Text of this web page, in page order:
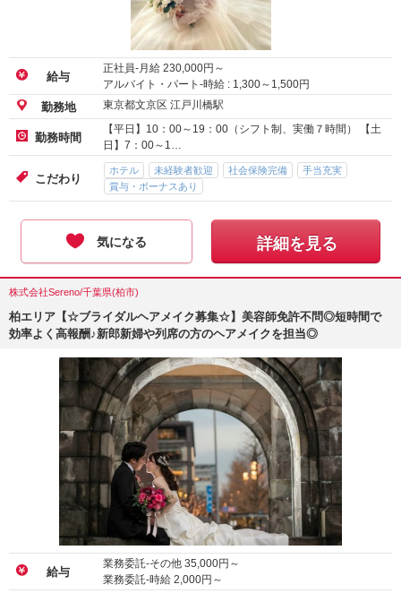
給与
正社員-月給 230,000円～
アルバイト・パート-時給 : 1,300～ 1,500円
勤務地 東京都文京区 江戸川橋駅
勤務時間
【平日】10：00～19：00（シフト制、実働７時間） 【土
日】7：00～1…
こだわり
ホテル 未経験者歓迎 社会保険完備
手当充実
賞与・ボーナスあり
気になる 詳細を見る
株式会社Sereno/千葉県(柏市)
柏エリア【☆ブライダルヘアメイク募集☆】美容師免許不問◎短時間で
効率よく高報酬♪新郎新婦や列席の方のヘアメイクを担当◎
給与
業務委託-その他 35,000円～
業務委託-時給 2,000円～